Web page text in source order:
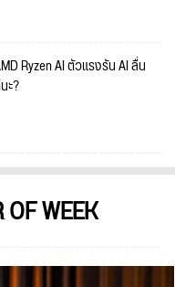
Ryzen AI ตัวแรงรัน AI ลื่น
ะ?
WEEK